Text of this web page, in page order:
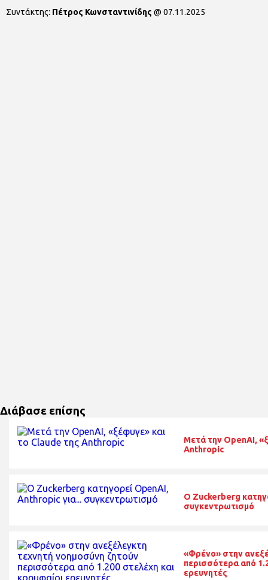
Συντάκτης: Πέτρος Κωνσταντινίδης @ 07.11.2025
Διάβασε επίσης
Μετά την OpenAI,
Anthropic
O Zuckerberg
συγκεντρωτισμό
«Φρένο» στην
περισσότερα από
ερευνητές